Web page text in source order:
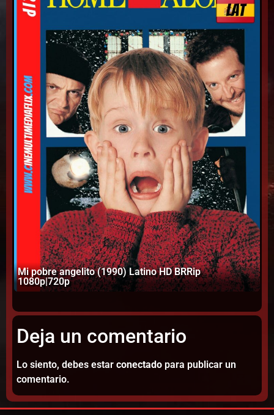
Mi pobre angelito (1990) Latino HD BRRip
1080p|720p
Deja un comentario
Lo siento, debes estar conectado para publicar un
comentario.